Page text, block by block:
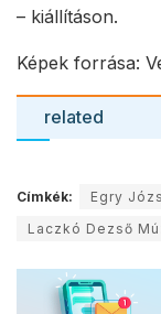
– kiállításon.
Képek forrása:
related
Címkék: Egry
Laczkó Dezső